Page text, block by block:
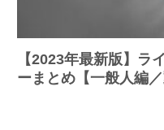
【2023年最新版】ラ
ーまとめ【一般人編／